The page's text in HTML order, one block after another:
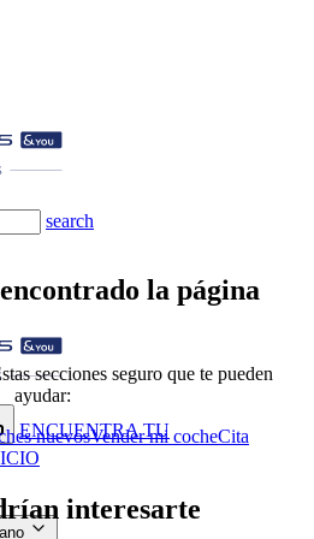
search
ENCUENTRA TU
la página
secciones seguro que te pueden
ayudar:
nuevosVender mi cocheCita
interesarte